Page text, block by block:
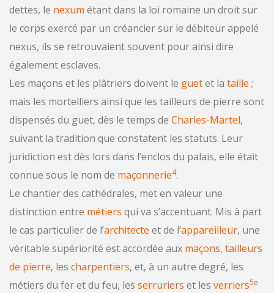
dettes, le nexum étant dans la loi romaine un droit sur
le corps exercé par un créancier sur le débiteur appelé
nexus, ils se retrouvaient souvent pour ainsi dire
également esclaves.
Les maçons et les plâtriers doivent le guetet la taille ;
mais les mortelliers ainsi que les tailleurs de pierre sont
dispensés du guet, dès le temps de Charles-Martel,
suivant la tradition que constatent les statuts. Leur
juridiction est dès lors dans l’enclos du palais, elle était
connue sous le nom de maçonnerie4.
Le chantier des cathédrales, met en valeur une
distinction entre métiers qui va s’accentuant. Mis à part
le cas particulier de l’architecte et de l’appareilleur, une
véritable supériorité est accordée aux maçons, tailleurs
de pierre, les charpentiers, et, à un autre degré, les
métiers du fer et du feu, les serruriers et les verriers5e